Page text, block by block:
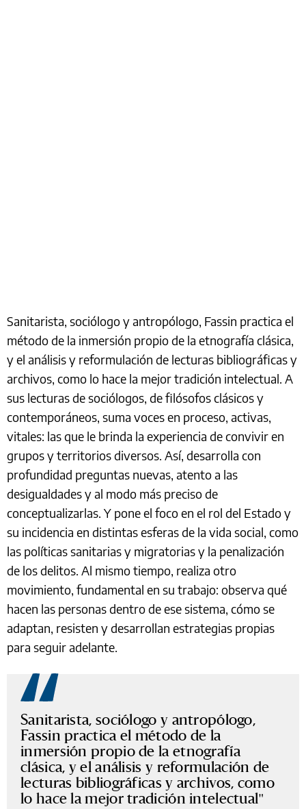
Sanitarista, sociólogo y antropólogo, Fassin practica el
método de la inmersión propio de la etnografía clásica,
y el análisis y reformulación de lecturas bibliográficas y
archivos, como lo hace la mejor tradición intelectual. A
sus lecturas de sociólogos, de filósofos clásicos y
contemporáneos, suma voces en proceso, activas,
vitales: las que le brinda la experiencia de convivir en
grupos y territorios diversos. Así, desarrolla con
profundidad preguntas nuevas, atento a las
desigualdades y al modo más preciso de
conceptualizarlas. Y pone el foco en el rol del Estado y
su incidencia en distintas esferas de la vida social, como
las políticas sanitarias y migratorias y la penalización
de los delitos. Al mismo tiempo, realiza otro
movimiento, fundamental en su trabajo: observa qué
hacen las personas dentro de ese sistema, cómo se
adaptan, resisten y desarrollan estrategias propias
para seguir adelante.
Sanitarista, sociólogo y antropólogo,
Fassin practica el método de la
inmersión propio de la etnografía
clásica, y el análisis y reformulación de
lecturas bibliográficas y archivos, como
lo hace la mejor tradición intelectual